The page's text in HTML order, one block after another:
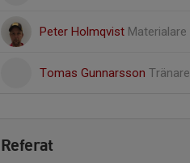
Peter Holmqvist Materialare
Tomas Gunnarsson Tränare
Referat